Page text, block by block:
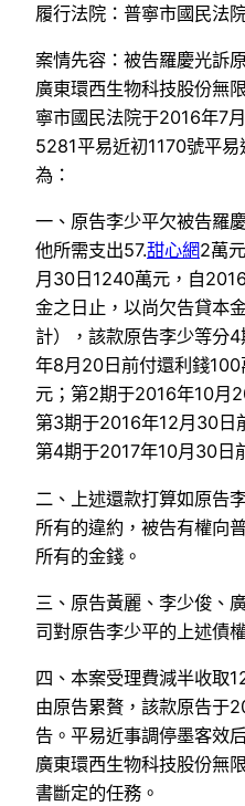
履行法院：普寧市國民法
案情先容：被告羅慶光訴
廣東環西生物科技股份無
寧市國民法院于2016年7
5281平易近初1170號平
為：
一、原告李少平欠被告羅
他所需支出57.甜心網2萬
月30日1240萬元，自
金之日止，以尚欠告貸本
計），該款原告李少等分
年8月20日前付還利錢
元；第2期于2016年10月
第3期于2016年12月30日
第4期于2017年10月30日
二、上述還款打算如原告
所有的違約，被告有權向
所有的金錢。
三、原告黃麗、李少俊、
司對原告李少平的上述債
四、本案受理費減半收取
由原告累贅，該款原告于
告。平易近事調停墨客效
廣東環西生物科技股份無
書斷定的任務。